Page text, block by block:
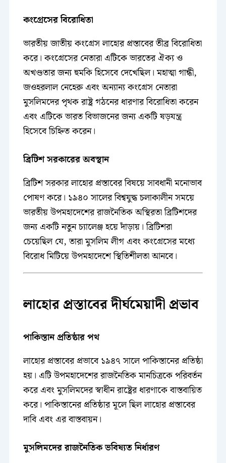
কংগ্রেসের বিরোধিতা
ভারতীয় জাতীয় কংগ্রেস লাহোর প্রস্তাবের তীব্র বিরোধিতা
করে। কংগ্রেসের নেতারা এটিকে ভারতের ঐক্য ও
অখণ্ডতার জন্য হুমকি হিসেবে দেখেছিল। মহাত্মা গান্ধী,
জওহরলাল নেহেরু এবং অন্যান্য কংগ্রেস নেতারা
মুসলিমদের পৃথক রাষ্ট্র গঠনের ধারণার বিরোধিতা করেন
এবং এটিকে ভারত বিভাজনের জন্য একটি ষড়যন্ত্র
হিসেবে চিহ্নিত করেন।
ব্রিটিশ সরকারের অবস্থান
ব্রিটিশ সরকার লাহোর প্রস্তাবের বিষয়ে সাবধানী মনোভাব
পোষণ করে। ১৯৪০ সালের বিশ্বযুদ্ধ চলাকালীন সময়ে
ভারতীয় উপমহাদেশের রাজনৈতিক অস্থিরতা ব্রিটিশদের
জন্য একটি নতুন চ্যালেঞ্জ হয়ে দাঁড়ায়। ব্রিটিশরা
চেয়েছিল যে, তারা মুসলিম লীগ এবং কংগ্রেসের মধ্যে
বিরোধ মিটিয়ে উপমহাদেশে স্থিতিশীলতা আনবে।
লাহোর প্রস্তাবের দীর্ঘমেয়াদী প্রভাব
পাকিস্তান প্রতিষ্ঠার পথ
লাহোর প্রস্তাবের প্রভাবে ১৯৪৭ সালে পাকিস্তানের প্রতিষ্ঠা
হয়। এটি উপমহাদেশের রাজনৈতিক মানচিত্রকে পরিবর্তন
করে এবং মুসলিমদের স্বাধীন রাষ্ট্রের ধারণাকে বাস্তবায়িত
করে। পাকিস্তানের প্রতিষ্ঠার মূলে ছিল লাহোর প্রস্তাবের
দাবি এবং এর বাস্তবায়ন।
মুসলিমদের রাজনৈতিক ভবিষ্যত নির্ধারণ